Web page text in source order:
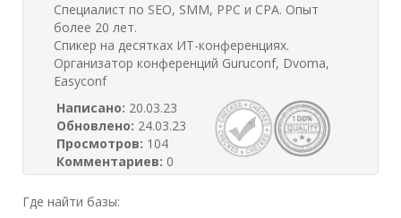
Специалист по SEO, SMM, PPC и CPA. Опыт
более 20 лет.
Спикер на десятках ИТ-конференциях.
Организатор конференций Guruconf, Dvoma,
Easyconf
Написано: 20.03.23
Обновлено: 24.03.23
Просмотров: 104
Комментариев: 0
Где найти базы: